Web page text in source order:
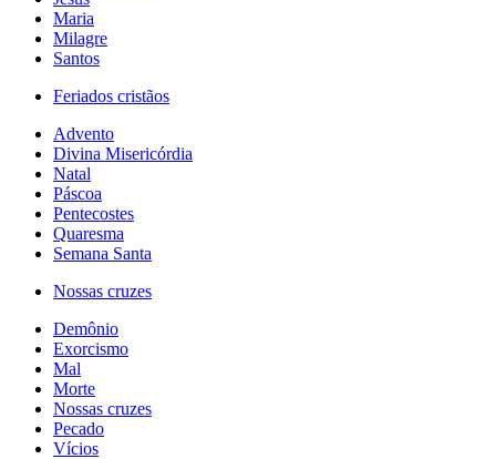
Maria
Milagre
Santos
Feriados cristãos
Advento
Divina Misericórdia
Natal
Páscoa
Pentecostes
Quaresma
Semana Santa
Nossas cruzes
Demônio
Exorcismo
Mal
Morte
Nossas cruzes
Pecado
Vícios